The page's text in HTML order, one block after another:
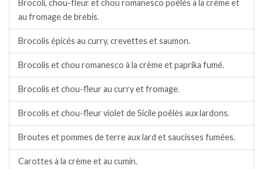
Brocoli, chou-fleur et chou romanesco poêlés à la crème et
au fromage de brebis.
Brocolis épicés au curry, crevettes et saumon.
Brocolis et chou romanesco à la crème et paprika fumé.
Brocolis et chou-fleur au curry et fromage.
Brocolis et chou-fleur violet de Sicile poêlés aux lardons.
Broutes et pommes de terre aux lard et saucisses fumées.
Carottes à la crème et au cumin.